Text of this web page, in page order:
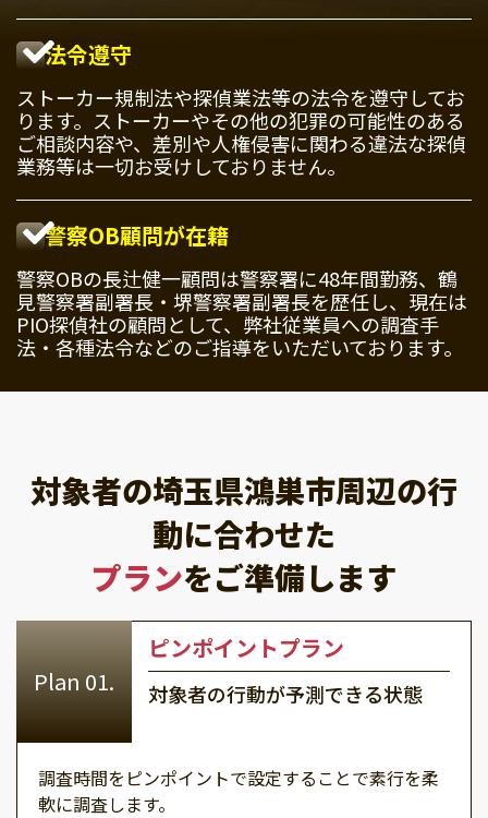
法令遵守
ストーカー規制法や探偵業法等の法令を遵守してお
ります。ストーカーやその他の犯罪の可能性のある
ご相談内容や、差別や人権侵害に関わる違法な探偵
業務等は一切お受けしておりません。
警察OB顧問が在籍
警察OBの長辻健一顧問は警察署に48年間勤務、鶴
見警察署副署長・堺警察署副署長を歴任し、現在は
PIO探偵社の顧問として、弊社従業員への調査手
法・各種法令などのご指導をいただいております。
対象者の埼玉県鴻巣市周辺の行
動に合わせた
プランをご準備します
ピンポイントプラン
対象者の行動が予測できる状態
調査時間をピンポイントで設定することで素行を柔
軟に調査します。